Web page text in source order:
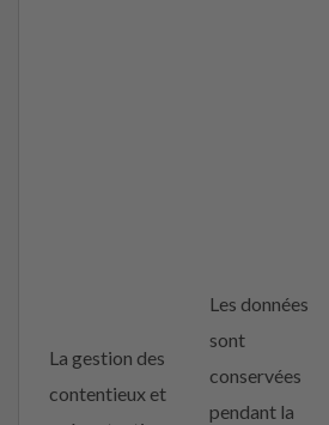
La gestion des
contentieux et
Les données
sont
conservées
pendant la